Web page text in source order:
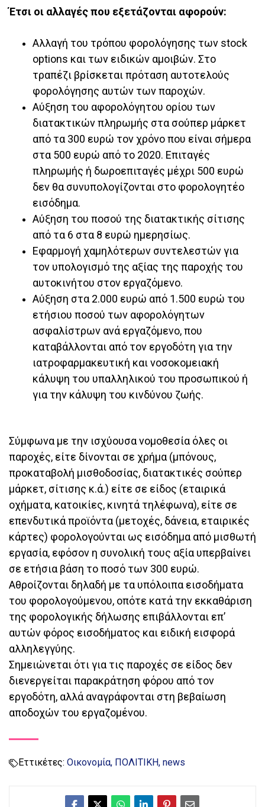
Έτσι οι αλλαγές που εξετάζονται αφορούν:
Αλλαγή του τρόπου φορολόγησης των stock
options και των ειδικών αμοιβών. Στο
τραπέζι βρίσκεται πρόταση αυτοτελούς
φορολόγησης αυτών των παροχών.
Αύξηση του αφορολόγητου ορίου των
διατακτικών πληρωμής στα σούπερ μάρκετ
από τα 300 ευρώ τον χρόνο που είναι σήμερα
στα 500 ευρώ από το 2020. Επιταγές
πληρωμής ή δωροεπιταγές μέχρι 500 ευρώ
δεν θα συνυπολογίζονται στο φορολογητέο
εισόδημα.
Αύξηση του ποσού της διατακτικής σίτισης
από τα 6 στα 8 ευρώ ημερησίως.
Εφαρμογή χαμηλότερων συντελεστών για
τον υπολογισμό της αξίας της παροχής του
αυτοκινήτου στον εργαζόμενο.
Αύξηση στα 2.000 ευρώ από 1.500 ευρώ του
ετήσιου ποσού των αφορολόγητων
ασφαλίστρων ανά εργαζόμενο, που
καταβάλλονται από τον εργοδότη για την
ιατροφαρμακευτική και νοσοκομειακή
κάλυψη του υπαλληλικού του προσωπικού ή
για την κάλυψη του κινδύνου ζωής.
Σύμφωνα με την ισχύουσα νομοθεσία όλες οι
παροχές, είτε δίνονται σε χρήμα (μπόνους,
προκαταβολή μισθοδοσίας, διατακτικές σούπερ
μάρκετ, σίτισης κ.ά.) είτε σε είδος (εταιρικά
οχήματα, κατοικίες, κινητά τηλέφωνα), είτε σε
επενδυτικά προϊόντα (μετοχές, δάνεια, εταιρικές
κάρτες) φορολογούνται ως εισόδημα από μισθωτή
εργασία, εφόσον η συνολική τους αξία υπερβαίνει
σε ετήσια βάση το ποσό των 300 ευρώ.
Αθροίζονται δηλαδή με τα υπόλοιπα εισοδήματα
του φορολογούμενου, οπότε κατά την εκκαθάριση
της φορολογικής δήλωσης επιβάλλονται επ’
αυτών φόρος εισοδήματος και ειδική εισφορά
αλληλεγγύης.
Σημειώνεται ότι για τις παροχές σε είδος δεν
διενεργείται παρακράτηση φόρου από τον
εργοδότη, αλλά αναγράφονται στη βεβαίωση
αποδοχών του εργαζομένου.
Εττικέτες: Οικονομία ΠΟΛΙΤΙΚΗ news